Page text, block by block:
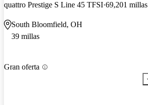
quattro Prestige S Line 45 TFSI 69,201 millas
South Bloomfield, OH
39 millas
Gran oferta